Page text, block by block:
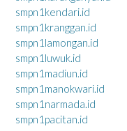
smpn1kendari.id
smpn1kranggan.id
smpn1lamongan.id
smpn1luwuk.id
smpn1madiun.id
smpn1manokwari.id
smpn1narmada.id
smpn1pacitan.id